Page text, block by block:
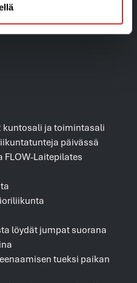
kuntosali ja toimintasali
päivässä
FLOW-Laitepilates
löydät jumpat suorana
tueksi paikan